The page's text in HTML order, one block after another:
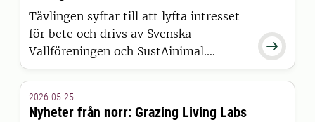

Tävlingen syftar till att lyfta intresset
för bete och drivs av Svenska
Vallföreningen och SustAinimal.
Tävlingen, som grundades av EU-
projektet Grazing4AgroEcology, är
öppen för alla med mjölk-, nötkötts-
2026-05-25
Nyheter från norr: Grazing Living Labs